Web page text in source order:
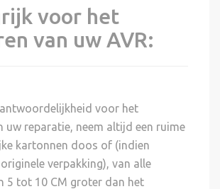
voor het
van uw AVR:
voor het
uw reparatie, neem altijd een ruime
kartonnen doos of (indien
verpakking), van alle
5 tot 10 CM groter dan het